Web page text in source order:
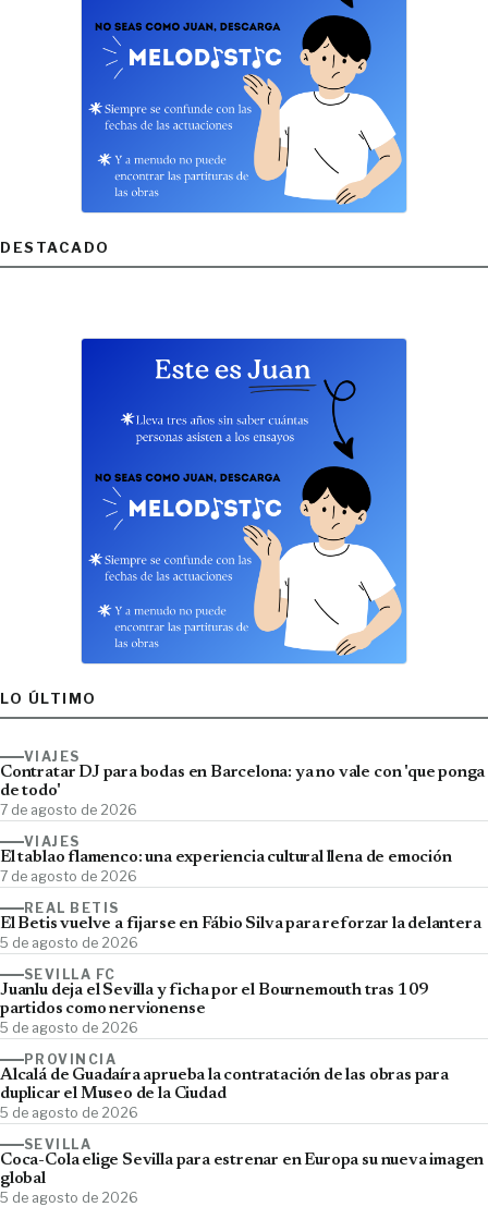
DESTACADO
LO ÚLTIMO
VIAJES
Contratar DJ para bodas en Barcelona: ya no vale con 'que ponga
de todo'
7 de agosto de 2026
VIAJES
El tablao flamenco: una experiencia cultural llena de emoción
7 de agosto de 2026
REAL BETIS
El Betis vuelve a fijarse en Fábio Silva para reforzar la delantera
5 de agosto de 2026
SEVILLA FC
Juanlu deja el Sevilla y ficha por el Bournemouth tras 109
partidos como nervionense
5 de agosto de 2026
PROVINCIA
Alcalá de Guadaíra aprueba la contratación de las obras para
duplicar el Museo de la Ciudad
5 de agosto de 2026
SEVILLA
Coca-Cola elige Sevilla para estrenar en Europa su nueva imagen
global
5 de agosto de 2026